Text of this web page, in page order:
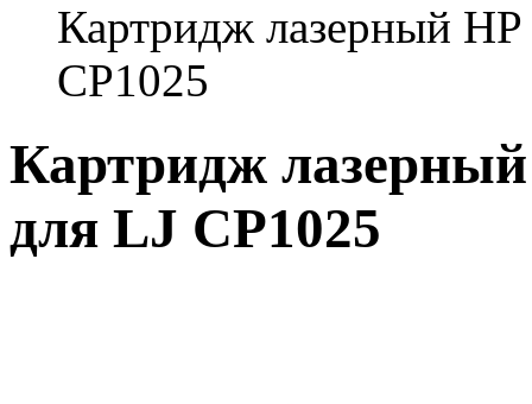
Картридж лазерный
CP1025
Картридж
для LJ CP1025